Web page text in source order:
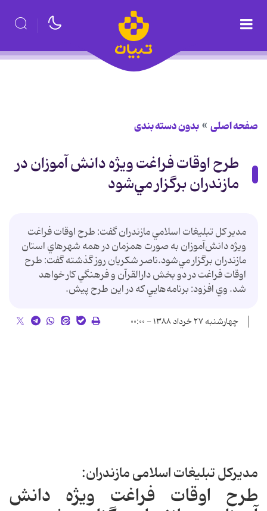
صفحه اصلی بدون دسته بندی
طرح اوقات فراغت ويژه دانش آموزان در
مازندران برگزار مي‌شود
مدير كل تبليغات اسلامي مازندران گفت: طرح اوقات فراغت
ويژه دانش‌آموزان به صورت همزمان در همه شهرهاي استان
مازندران برگزار مي‌شود.ناصر شكريان روز گذشته گفت: طرح
اوقات فراغت در دو بخش دارالقرآن و فرهنگي كار خواهد
شد. وي افزود: برنامه‌هايي كه در اين طرح پيش.
چهارشنبه ۲۷ خرداد ۱۳۸۸ - ۰۰:۰۰
مدیركل تبلیغات اسلامی مازندران:
طرح اوقات فراغت ویژه دانش